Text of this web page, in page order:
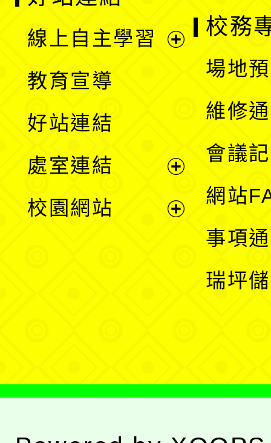
線上自主學習
單
教育宣導
好站連結
處室連結
校園網站
校務
場地
維修
會議
網站
事項
瑞坪